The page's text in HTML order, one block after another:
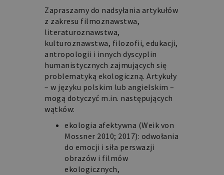
Zapraszamy do nadsyłania artykułów
z zakresu filmoznawstwa,
literaturoznawstwa,
kulturoznawstwa, filozofii, edukacji,
antropologii i innych dyscyplin
humanistycznych zajmujących się
problematyką ekologiczną. Artykuły
– w języku polskim lub angielskim –
mogą dotyczyć m.in. następujących
wątków:
ekologia afektywna (Weik von
Mossner 2010; 2017): odwołania
do emocji i siła perswazji
obrazów i filmów
ekologicznych,